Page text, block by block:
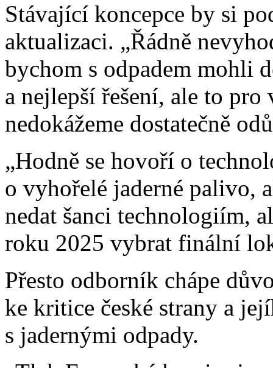
Stávající koncepce by si
aktualizaci. „Řádně
bychom s odpadem mohli
a nejlepší řešení, ale to pro
nedokážeme dostatečně
„Hodně se hovoří o
o vyhořelé jaderné palivo,
nedat šanci technologiím,
roku 2025 vybrat finální
Přesto odborník chápe
ke kritice české strany a
s jadernými odpady.